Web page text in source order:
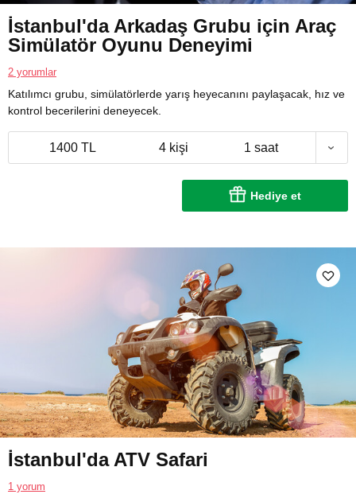
İstanbul'da Arkadaş Grubu için Araç
Simülatör Oyunu Deneyimi
2 yorumlar
Katılımcı grubu, simülatörlerde yarış heyecanını paylaşacak, hız ve
kontrol becerilerini deneyecek.
1400 TL 4 kişi 1 saat
Hediye et
İstanbul'da ATV Safari
1 yorum